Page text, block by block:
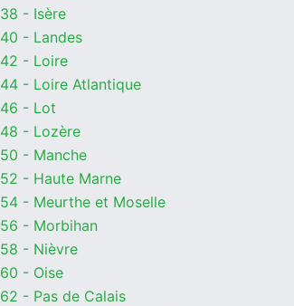
38 - Isère
40 - Landes
42 - Loire
44 - Loire Atlantique
46 - Lot
48 - Lozère
50 - Manche
52 - Haute Marne
54 - Meurthe et Moselle
56 - Morbihan
58 - Nièvre
60 - Oise
62 - Pas de Calais